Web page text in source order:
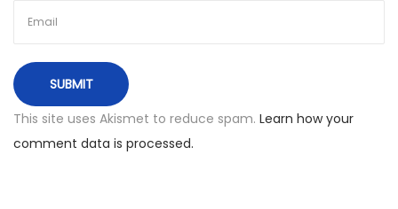
y
This site uses Akismet to reduce spam. Learn how your
comment data is processed.